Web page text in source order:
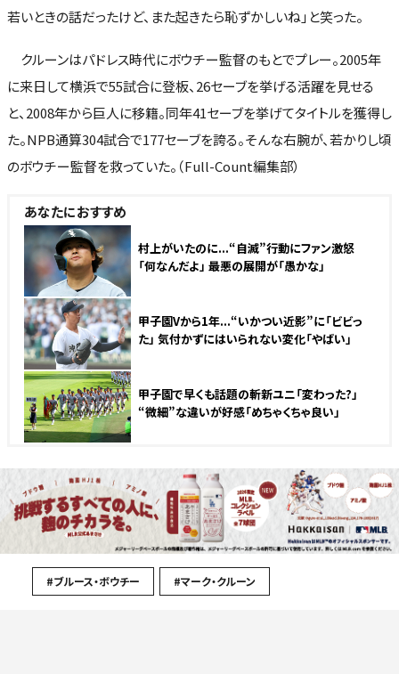
若いときの話だったけど、また起きたら恥ずかしいね」と笑った。
クルーンはパドレス時代にボウチー監督のもとでプレー。2005年
に来日して横浜で55試合に登板、26セーブを挙げる活躍を見せる
と、2008年から巨人に移籍。同年41セーブを挙げてタイトルを獲得し
た。NPB通算304試合で177セーブを誇る。そんな右腕が、若かりし頃
のボウチー監督を救っていた。（Full-Count編集部）
あなたにおすすめ
村上がいたのに...“自滅”行動にファン激怒
「何なんだよ」 最悪の展開が「愚かな」
甲子園Vから1年...“いかつい近影”に「ビビっ
た」 気付かずにはいられない変化「やばい」
甲子園で早くも話題の斬新ユニ「変わった?」
“微細”な違いが好感「めちゃくちゃ良い」
#ブルース・ボウチー #マーク・クルーン